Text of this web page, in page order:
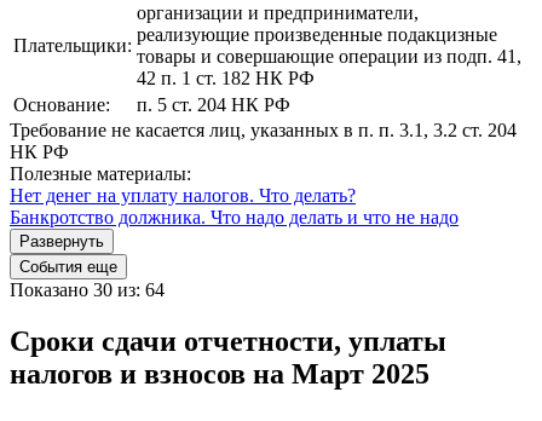
Плательщики:
организации и предприниматели,
реализующие произведенные подакцизные
товары и совершающие операции из подп. 41,
42 п. 1 ст. 182 НК РФ
Основание:
п. 5 ст. 204 НК РФ
Требование не касается лиц, указанных в п. п. 3.1, 3.2 ст. 204
НК РФ
Полезные материалы:
Нет денег на уплату налогов. Что делать?
Банкротство должника. Что надо делать и что не надо
Развернуть
События еще
Показано 30 из: 64
Сроки сдачи отчетности, уплаты
налогов и взносов на Март 2025